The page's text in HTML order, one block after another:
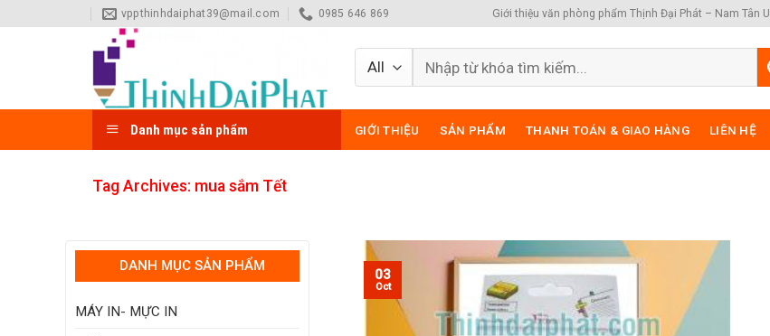
to
vppthinhdaiphat39@mail.com 0985 646 869 Giới thiệu văn phòng phẩm Thịnh Đại Phát – Nam Tân
Search
Danh mục sản phẩm GIỚI THIỆU SẢN PHẨM THANH TOÁN & GIAO HÀNG LIÊN HỆ
Tag Archives: mua sắm Tết
DANH MỤC SẢN PHẨM
MÁY IN- MỰC IN
03
Oct